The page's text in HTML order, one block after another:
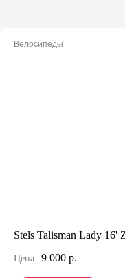
Велосипеды
Stels Talisman Lady 16'
Цена: 9 000 р.